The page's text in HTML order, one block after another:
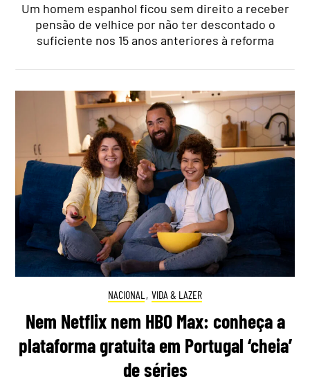
Um homem espanhol ficou sem direito a receber
pensão de velhice por não ter descontado o
suficiente nos 15 anos anteriores à reforma
NACIONAL , VIDA & LAZER
Nem Netflix nem HBO Max: conheça a
plataforma gratuita em Portugal ‘cheia’
de séries